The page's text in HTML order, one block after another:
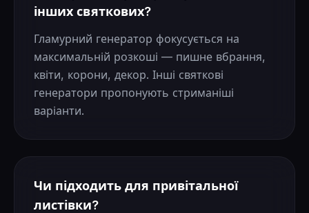
інших святкових?
Гламурний генератор фокусується на
максимальній розкоші — пишне вбрання,
квіти, корони, декор. Інші святкові
генератори пропонують стриманіші
варіанти.
Чи підходить для привітальної
листівки?